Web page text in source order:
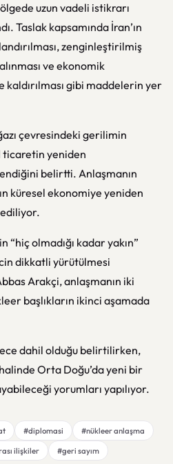
uzun vadeli istikrarı
Taslak kapsamında İran’ın
zenginleştirilmiş
ve ekonomik
kaldırılması gibi maddelerin yer
çevresindeki gerilimin
ticaretin yeniden
belirtti. Anlaşmanın
küresel ekonomiye yeniden
olmadığı kadar yakın”
dikkatli yürütülmesi
Arakçi, anlaşmanın iki
başlıkların ikinci aşamada
dahil olduğu belirtilirken,
Orta Doğu’da yeni bir
yorumları yapılıyor.
#diplomasi
#nükleer anlaşma
ilişkiler #geri sayım